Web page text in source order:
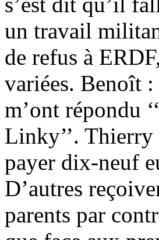
un travail
de refus à
variées. Benoît
m’ont répondu
Linky’’. Thierry
payer dix-neuf
D’autres
parents par